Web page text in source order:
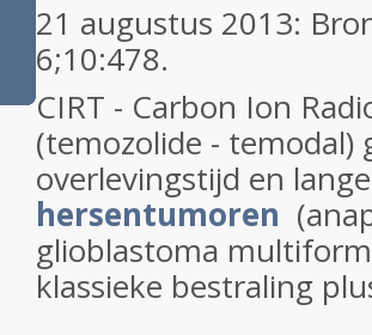
21 augustus 2013:
6;10:478.
CIRT - Carbon Ion
(temozolide -
overlevingstijd en
hersentumoren
glioblastoma
klassieke bestraling